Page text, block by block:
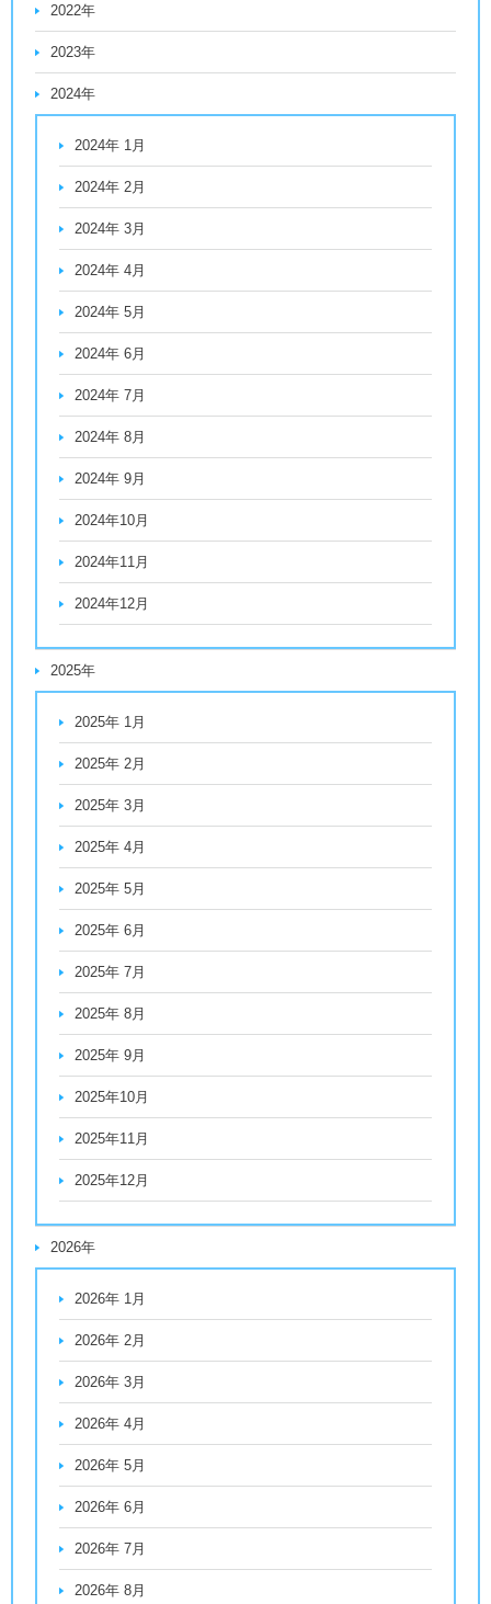
2022年
2023年
2024年
2024年 1月
2024年 2月
2024年 3月
2024年 4月
2024年 5月
2024年 6月
2024年 7月
2024年 8月
2024年 9月
2024年10月
2024年11月
2024年12月
2025年
2025年 1月
2025年 2月
2025年 3月
2025年 4月
2025年 5月
2025年 6月
2025年 7月
2025年 8月
2025年 9月
2025年10月
2025年11月
2025年12月
2026年
2026年 1月
2026年 2月
2026年 3月
2026年 4月
2026年 5月
2026年 6月
2026年 7月
2026年 8月